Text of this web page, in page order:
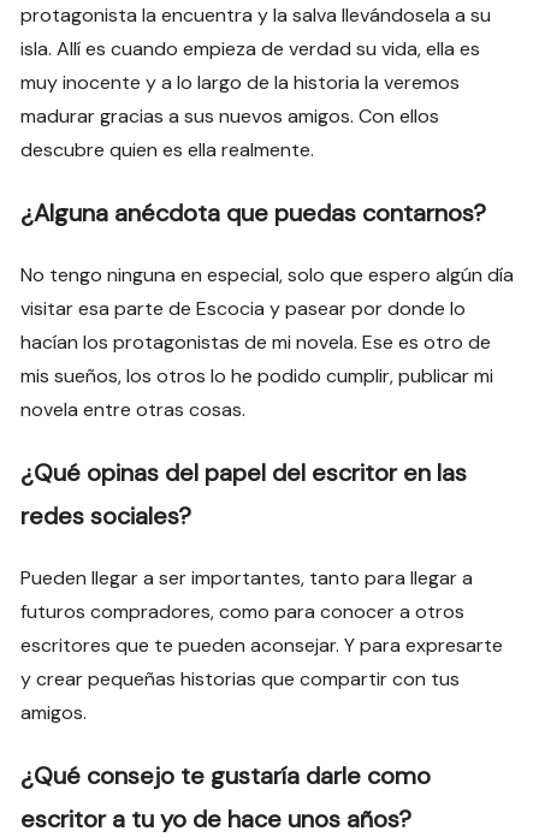
protagonista la encuentra y la salva llevándosela a su
isla. Allí es cuando empieza de verdad su vida, ella es
muy inocente y a lo largo de la historia la veremos
madurar gracias a sus nuevos amigos. Con ellos
descubre quien es ella realmente.
¿Alguna anécdota que puedas contarnos?
No tengo ninguna en especial, solo que espero algún día
visitar esa parte de Escocia y pasear por donde lo
hacían los protagonistas de mi novela. Ese es otro de
mis sueños, los otros lo he podido cumplir, publicar mi
novela entre otras cosas.
¿Qué opinas del papel del escritor en las
redes sociales?
Pueden llegar a ser importantes, tanto para llegar a
futuros compradores, como para conocer a otros
escritores que te pueden aconsejar. Y para expresarte
y crear pequeñas historias que compartir con tus
amigos.
¿Qué consejo te gustaría darle como
escritor a tu yo de hace unos años?